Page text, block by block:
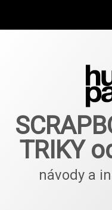
Nové nápady a
TRIKY
návody a